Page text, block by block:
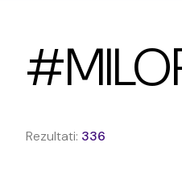
Rezultati: 336